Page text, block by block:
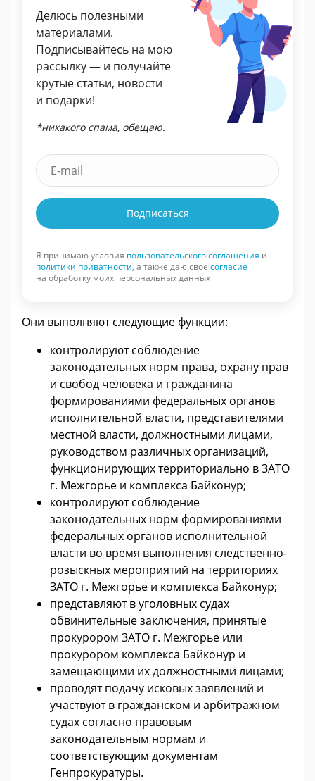
Делюсь полезными
материалами.
Подписывайтесь на мою
рассылку — и получайте
крутые статьи, новости
и подарки!
*никакого спама, обещаю.
Подписаться
Я принимаю условия пользовательского соглашения и
политики приватности, а также даю свое согласие
на обработку моих персональных данных
Они выполняют следующие функции:
контролируют соблюдение
законодательных норм права, охрану прав
и свобод человека и гражданина
формированиями федеральных органов
исполнительной власти, представителями
местной власти, должностными лицами,
руководством различных организаций,
функционирующих территориально в ЗАТО
г. Межгорье и комплекса Байконур;
контролируют соблюдение
законодательных норм формированиями
федеральных органов исполнительной
власти во время выполнения следственно-
розыскных мероприятий на территориях
ЗАТО г. Межгорье и комплекса Байконур;
представляют в уголовных судах
обвинительные заключения, принятые
прокурором ЗАТО г. Межгорье или
прокурором комплекса Байконур и
замещающими их должностными лицами;
проводят подачу исковых заявлений и
участвуют в гражданском и арбитражном
судах согласно правовым
законодательным нормам и
соответствующим документам
Генпрокуратуры.